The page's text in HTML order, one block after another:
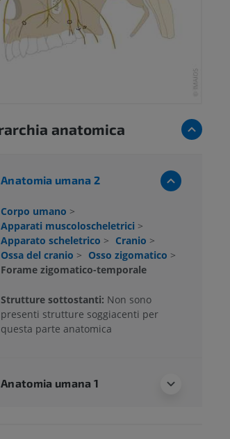
anatomica
Anatomia umana 2
Corpo umano >
Apparati muscoloscheletrici >
Apparato scheletrico > Cranio >
Ossa del cranio > Osso zigomatico >
Forame zigomatico-temporale
Strutture sottostanti: Non sono
presenti strutture soggiacenti per
questa parte anatomica
Anatomia umana 1